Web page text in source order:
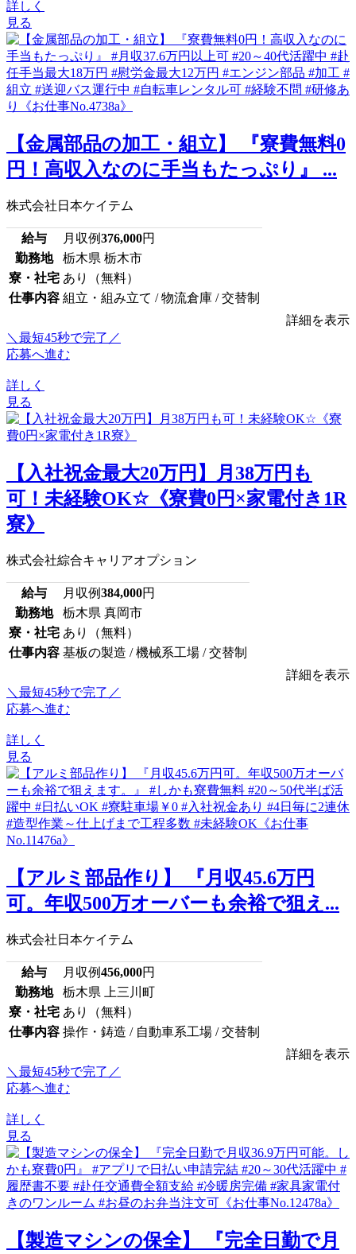
詳しく
見る
【金属部品の加工・組立】 『寮費無料0
円！高収入なのに手当もたっぷり』 ...
株式会社日本ケイテム
給与 月収例376,000円
勤務地
栃木県 栃木市
寮・社宅 あり（無料）
仕事内容 組立・組み立て / 物流倉庫 / 交替制
詳細を表示
＼最短45秒で完了／
応募へ進む
詳しく
見る
【入社祝金最大20万円】月38万円も
可！未経験OK☆《寮費0円×家電付き1R
寮》
株式会社綜合キャリアオプション
給与 月収例384,000円
勤務地
栃木県 真岡市
寮・社宅 あり（無料）
仕事内容 基板の製造 / 機械系工場 / 交替制
詳細を表示
＼最短45秒で完了／
応募へ進む
詳しく
見る
【アルミ部品作り】 『月収45.6万円
可。年収500万オーバーも余裕で狙え...
株式会社日本ケイテム
給与 月収例456,000円
勤務地
栃木県 上三川町
寮・社宅 あり（無料）
仕事内容 操作・鋳造 / 自動車系工場 / 交替制
詳細を表示
＼最短45秒で完了／
応募へ進む
詳しく
見る
【製造マシンの保全】 『完全日勤で月